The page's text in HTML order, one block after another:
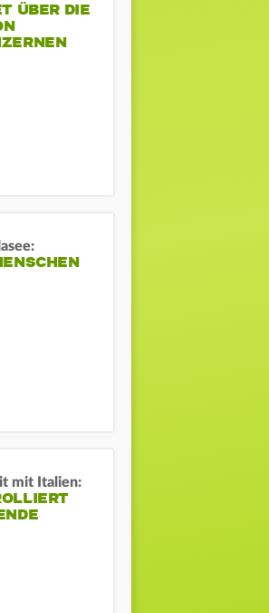
ÜBER DIE
mit Italien: